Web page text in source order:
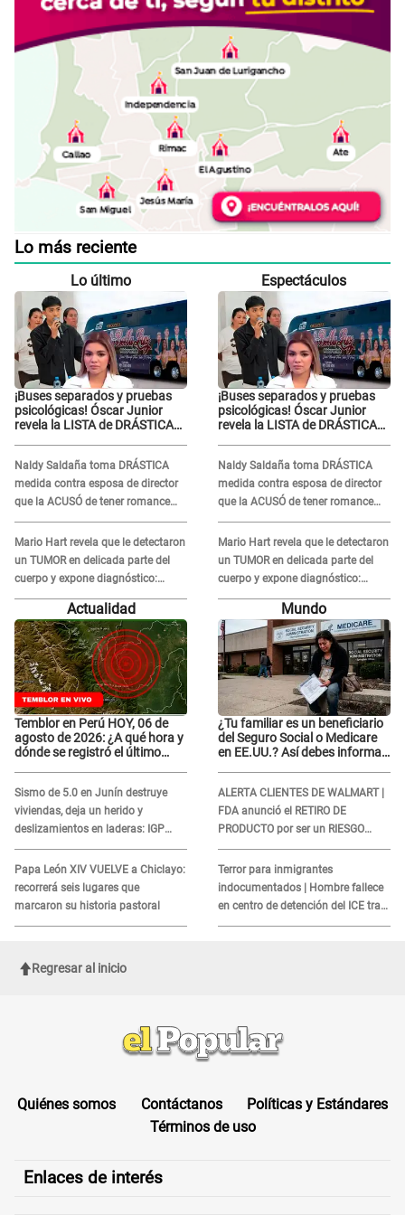
Lo más reciente
Lo último
¡Buses separados y pruebas
psicológicas! Óscar Junior
revela la LISTA de DRÁSTICAS
Naldy Saldaña
Naldy Saldaña toma DRÁSTICA
medida contra esposa de director
que la ACUSÓ de tener romance
con él: "Muy triste..."
Mario Hart revela que le detectaron
un TUMOR en delicada parte del
cuerpo y expone diagnóstico:
"Dolores muy fuertes..."
Espectáculos
¡Buses separados y pruebas
psicológicas! Óscar Junior
revela la LISTA de DRÁSTICAS
Naldy Saldaña
Naldy Saldaña toma DRÁSTICA
medida contra esposa de director
que la ACUSÓ de tener romance
con él: "Muy triste..."
Mario Hart revela que le detectaron
un TUMOR en delicada parte del
cuerpo y expone diagnóstico:
"Dolores muy fuertes..."
Actualidad
Temblor en Perú HOY, 06 de
agosto de 2026: ¿A qué hora y
dónde se registró el último
Sismo de 5.0 en Junín destruye
viviendas, deja un herido y
deslizamientos en laderas: IGP
alerta sobre posibles réplicas
Papa León XIV VUELVE a Chiclayo:
recorrerá seis lugares que
marcaron su historia pastoral
Mundo
¿Tu familiar es un beneficiario
del Seguro Social o Medicare
en EE.UU.? Así debes informar
ALERTA CLIENTES DE WALMART |
FDA anunció el RETIRO DE
PRODUCTO por ser un RIESGO
MORTAL para consumidores: ¿Cuál
es?
Terror para inmigrantes
indocumentados | Hombre fallece
en centro de detención del ICE tras
sufrir una "emergencia médica"
Regresar al inicio
Quiénes somos Contáctanos
Políticas y Estándares
Términos de uso
Enlaces de interés